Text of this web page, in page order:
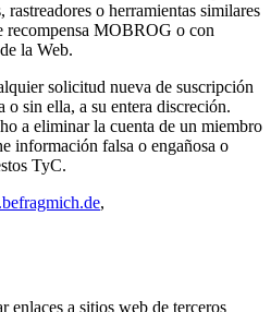
rastreadores o herramientas similares
recompensa MOBROG o con
la Web.
solicitud nueva de suscripción
o sin ella, a su entera discreción.
a eliminar la cuenta de un miembro
información falsa o engañosa o
TyC.
,
a sitios web de terceros